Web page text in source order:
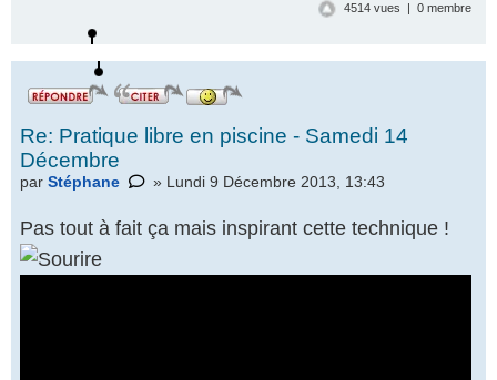
4514 vues | 0 membre
Re: Pratique libre en piscine - Samedi 14
Décembre
par Stéphane » Lundi 9 Décembre 2013, 13:43
Pas tout à fait ça mais inspirant cette technique !